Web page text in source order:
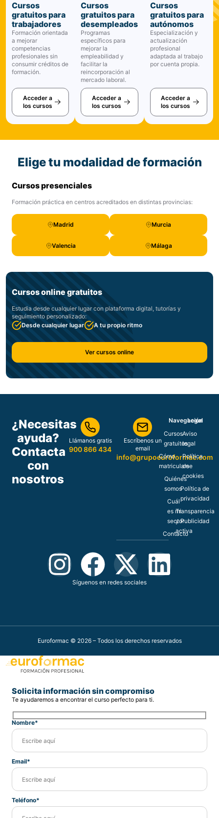
Cursos
gratuitos para
trabajadores
Formación orientada
a mejorar
competencias
profesionales sin
consumir créditos de
formación.
Acceder a
los cursos
Cursos
gratuitos para
desempleados
Programas
específicos para
mejorar la
empleabilidad y
facilitar la
reincorporación al
mercado laboral.
Acceder a
los cursos
Cursos
gratuitos para
autónomos
Especialización y
actualización
profesional
adaptada al trabajo
por cuenta propia.
Acceder a
los cursos
Elige tu modalidad de formación
Cursos presenciales
Formación práctica en centros acreditados en distintas provincias:
Madrid Murcia
Valencia Málaga
Cursos online gratuitos
Estudia desde cualquier lugar con plataforma digital, tutorías y
seguimiento personalizado:
Desde cualquier lugar
A tu propio ritmo
Ver cursos online
¿Necesitas
ayuda?
Contacta
con
nosotros
Llámanos gratis
900 866 434
Escríbenos un
email
info@grupoeuroformac.com
Navegación
Cursos
gratuitos
Cómo
matricularse
Quiénes
somos
Cuál
es mi
sector
Contacto
Legal
Aviso
legal
Política
de
cookies
Política de
privacidad
Transparencia
y Publicidad
activa
Síguenos en redes sociales
Euroformac © 2026 – Todos los derechos reservados
Solicita información sin compromiso
Te ayudaremos a encontrar el curso perfecto para ti.
Nombre*
Email*
Teléfono*